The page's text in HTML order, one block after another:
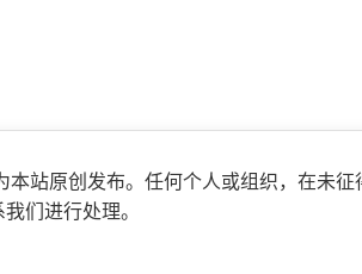
站原创发布。任何个人或组织，在未
们进行处理。